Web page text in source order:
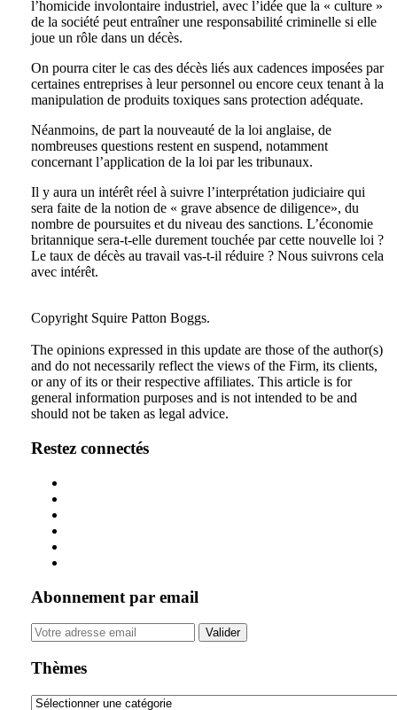
l’homicide involontaire industriel, avec l’idée que la « culture »
de la société peut entraîner une responsabilité criminelle si elle
joue un rôle dans un décès.
On pourra citer le cas des décès liés aux cadences imposées par
certaines entreprises à leur personnel ou encore ceux tenant à la
manipulation de produits toxiques sans protection adéquate.
Néanmoins, de part la nouveauté de la loi anglaise, de
nombreuses questions restent en suspend, notamment
concernant l’application de la loi par les tribunaux.
Il y aura un intérêt réel à suivre l’interprétation judiciaire qui
sera faite de la notion de « grave absence de diligence», du
nombre de poursuites et du niveau des sanctions. L’économie
britannique sera-t-elle durement touchée par cette nouvelle loi ?
Le taux de décès au travail vas-t-il réduire ? Nous suivrons cela
avec intérêt.
Tweet
post
Like
post
Email
post
Share
post
on
LinkedIn
Copyright Squire Patton Boggs.
The opinions expressed in this update are those of the author(s)
and do not necessarily reflect the views of the Firm, its clients,
or any of its or their respective affiliates. This article is for
general information purposes and is not intended to be and
should not be taken as legal advice.
Restez connectés
Abonnement par email
Your
website
Thèmes
Thèmes